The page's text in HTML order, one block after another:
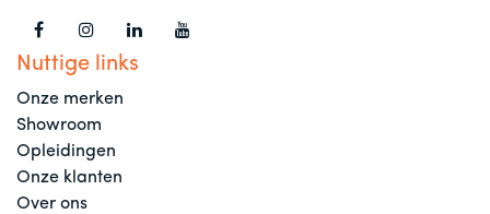
Nuttige links
Onze merken
Showroom
Opleidingen
Onze klanten
Over ons